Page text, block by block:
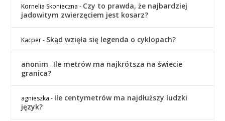
Kornelia Skonieczna - Czy to prawda, że najbardziej
jadowitym zwierzęciem jest kosarz?
Kacper- Skąd wzięła się legenda o cyklopach?
anonim - Ile metrów ma najkrótsza na świecie
granica?
agnieszka - Ile centymetrów ma najdłuższy ludzki
język?